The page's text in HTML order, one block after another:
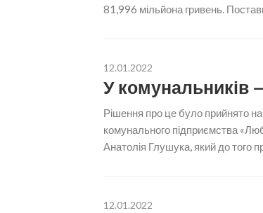
81,996 мільйона гривень.
12.01.2022
У комунальників
Рішення про це було прийнято на
комунального підприємства
Анатолія Глушука, який до того
12.01.2022